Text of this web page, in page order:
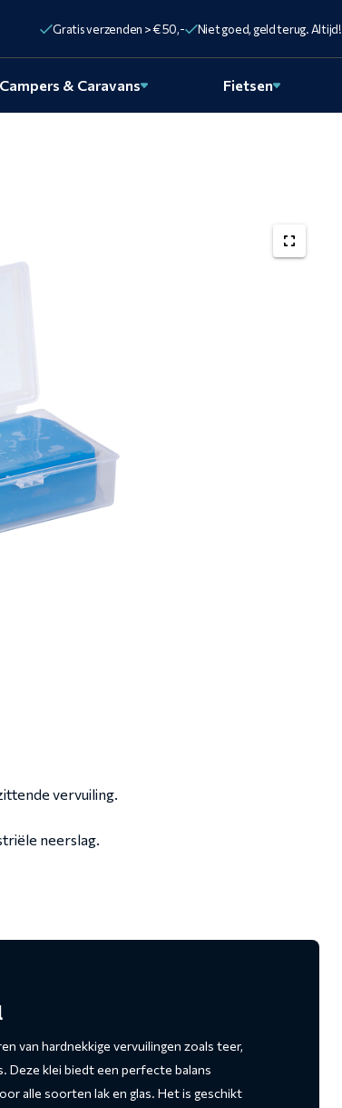
Gratis verzenden > € 50,- Niet goed, geld terug. Altijd!
Campers & Caravans Fietsen
vervuiling.
neerslag.
van hardnekkige vervuilingen zoals teer,
Deze klei biedt een perfecte balans
alle soorten lak en glas. Het is geschikt